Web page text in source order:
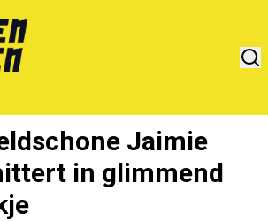
Jaimie
in glimmend